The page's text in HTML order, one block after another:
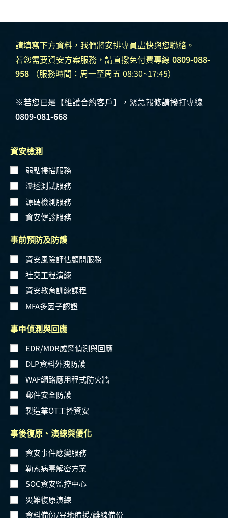
請填寫下方資料，我們將安排專員盡快與您聯絡。
若您需要資安方案服務，請直撥免付費專線 0809-088-
958 （服務時間：周一至周五 08:30~17:45）
※若您已是【維護合約客戶】，緊急報修請撥打專線
0809-081-668
資安檢測
弱點掃描服務
滲透測試服務
源碼檢測服務
資安健診服務
事前預防及防護
資安風險評估顧問服務
社交工程演練
資安教育訓練課程
MFA多因子認證
事中偵測與回應
EDR/MDR威脅偵測與回應
DLP資料外洩防護
WAF網路應用程式防火牆
郵件安全防護
製造業OT工控資安
事後復原、演練與優化
資安事件應變服務
勒索病毒解密方案
SOC資安監控中心
災難復原演練
資料備份/異地備援/離線備份